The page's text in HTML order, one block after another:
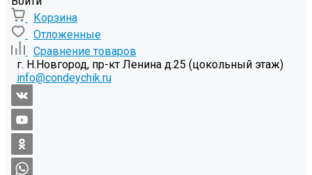
Корзина
Отложенные
Сравнение товаров
г. Н.Новгород, пр-кт Ленина д.25 (цокольный этаж)
info@condeychik.ru